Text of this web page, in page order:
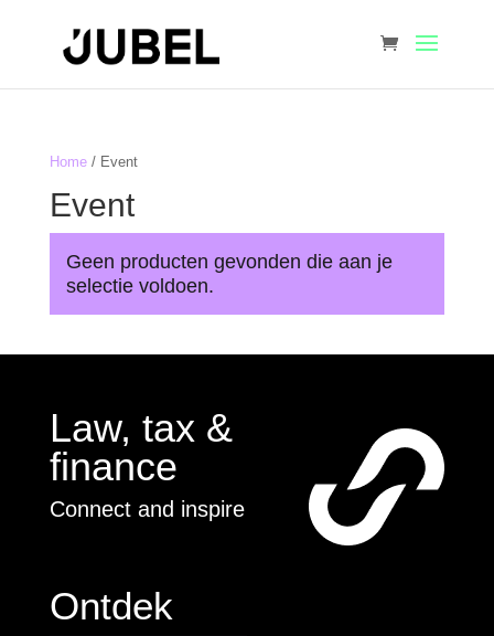
Home/ Event
Event
Geen producten gevonden die aan je
selectie voldoen.
Law, tax &
finance
Connect and inspire
Ontdek